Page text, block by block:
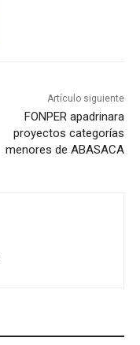
Artículo siguiente
FONPER apadrinara
proyectos categorías
menores de ABASACA